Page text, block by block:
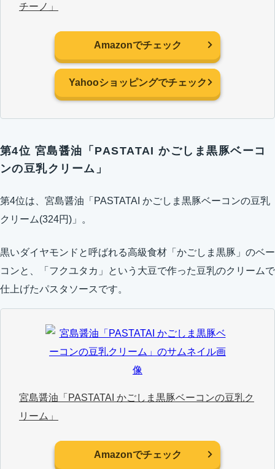
チーノ」
Amazonでチェック
Yahooショッピングでチェック
第4位 宮島醤油「PASTATAI かごしま黒豚ベーコ
ンの豆乳クリーム」
第4位は、宮島醤油「PASTATAI かごしま黒豚ベーコンの豆乳
クリーム(324円)」。
黒いダイヤモンドと呼ばれる高級食材「かごしま黒豚」のベー
コンと、「フクユタカ」という大豆で作った豆乳のクリームで
仕上げたパスタソースです。
宮島醤油「PASTATAI かごしま黒豚ベーコンの豆乳ク
リーム」
Amazonでチェック